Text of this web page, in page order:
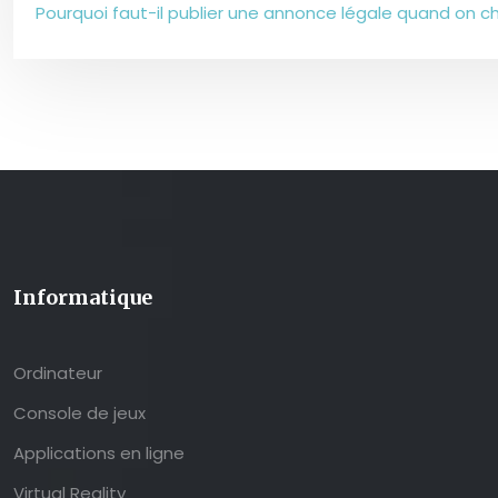
Pourquoi faut-il publier une annonce légale quand on
Informatique
Ordinateur
Console de jeux
Applications en ligne
Virtual Reality